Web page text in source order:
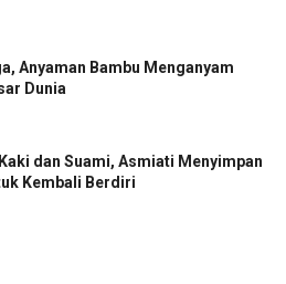
Anyaman Bambu Menganyam
Dunia
dan Suami, Asmiati Menyimpan
Kembali Berdiri